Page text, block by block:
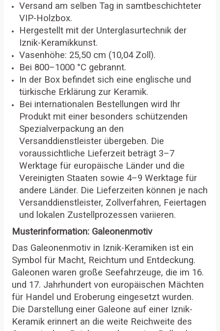
Versand am selben Tag in samtbeschichteter
VIP-Holzbox.
Hergestellt mit der Unterglasurtechnik der
Iznik-Keramikkunst.
Vasenhöhe: 25,50 cm (10,04 Zoll).
Bei 800–1000 °C gebrannt.
In der Box befindet sich eine englische und
türkische Erklärung zur Keramik.
Bei internationalen Bestellungen wird Ihr
Produkt mit einer besonders schützenden
Spezialverpackung an den
Versanddienstleister übergeben. Die
voraussichtliche Lieferzeit beträgt 3–7
Werktage für europäische Länder und die
Vereinigten Staaten sowie 4–9 Werktage für
andere Länder. Die Lieferzeiten können je nach
Versanddienstleister, Zollverfahren, Feiertagen
und lokalen Zustellprozessen variieren.
Musterinformation: Galeonenmotiv
Das Galeonenmotiv in Iznik-Keramiken ist ein
Symbol für Macht, Reichtum und Entdeckung.
Galeonen waren große Seefahrzeuge, die im 16.
und 17. Jahrhundert von europäischen Mächten
für Handel und Eroberung eingesetzt wurden.
Die Darstellung einer Galeone auf einer Iznik-
Keramik erinnert an die weite Reichweite des